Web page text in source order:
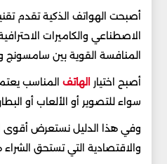
أصبحت الهواتف الذكية تقدم
الاصطناعي والكاميرات
المنافسة القوية بين
أصبح اختيار الهاتف المناسب
سواء للتصوير أو الألعاب أو
وفي هذا الدليل نستعرض أقوى
والاقتصادية التي تستحق الشراء